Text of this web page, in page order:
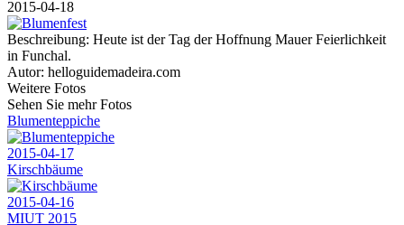
2015-04-18
Beschreibung: Heute ist der Tag der Hoffnung Mauer Feierlichkeit
in Funchal.
Autor: helloguidemadeira.com
Weitere Fotos
Sehen Sie mehr Fotos
Blumenteppiche
2015-04-17
Kirschbäume
2015-04-16
MIUT 2015